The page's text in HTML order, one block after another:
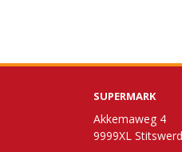
SUPERMARK
Akkemaweg 4
9999XL Stitswerd